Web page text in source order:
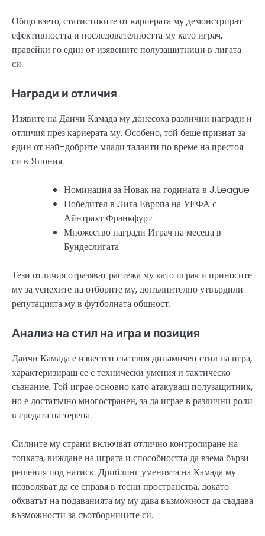
Общо взето, статистиките от кариерата му демонстрират
ефективността и последователността му като играч,
правейки го един от изявените полузащитници в лигата
си.
Награди и отличия
Изявите на Даичи Камада му донесоха различни награди и
отличия през кариерата му. Особено, той беше признат за
един от най-добрите млади таланти по време на престоя
си в Япония.
Номинация за Новак на годината в J.League
Победител в Лига Европа на УЕФА с
Айнтрахт Франкфурт
Множество награди Играч на месеца в
Бундеслигата
Тези отличия отразяват растежа му като играч и приносите
му за успехите на отборите му, допълнително утвърдили
репутацията му в футболната общност.
Анализ на стил на игра и позиция
Даичи Камада е известен със своя динамичен стил на игра,
характеризиращ се с технически умения и тактическо
съзнание. Той играе основно като атакуващ полузащитник,
но е достатъчно многостранен, за да играе в различни роли
в средата на терена.
Силните му страни включват отлично контролиране на
топката, виждане на играта и способността да взема бързи
решения под натиск. Дриблинг уменията на Камада му
позволяват да се справя в тесни пространства, докато
обхватът на подаванията му му дава възможност да създава
възможности за съотборниците си.